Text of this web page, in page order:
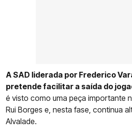
A SAD liderada por Frederico
pretende facilitar a saída do
é visto como uma peça importante
Rui Borges e, nesta fase, continua
Alvalade.